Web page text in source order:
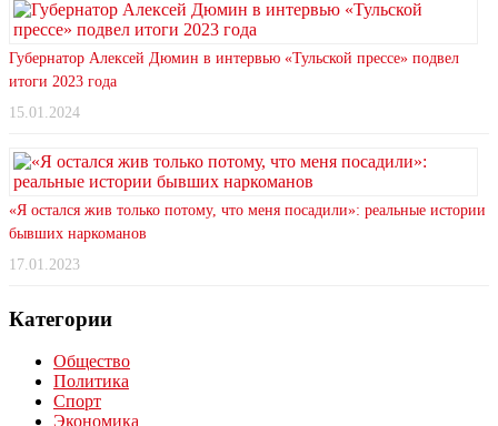
Губернатор Алексей Дюмин в интервью «Тульской прессе» подвел
итоги 2023 года
15.01.2024
«Я остался жив только потому, что меня посадили»: реальные истории
бывших наркоманов
17.01.2023
Категории
Общество
Политика
Спорт
Экономика